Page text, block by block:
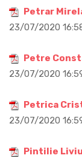
Petrar
23/07/2020
Petre
23/07/2020
Petrica
23/07/2020
Pintilie